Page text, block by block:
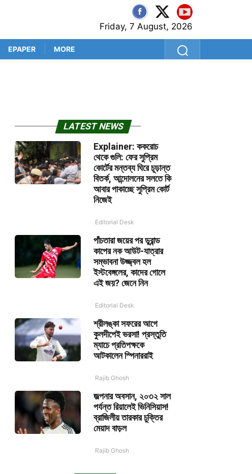
Friday, 7 August, 2026
EPAPER MORE
LATEST NEWS
Explainer: ককরোচ
থেকে গুলি: ফের সুপ্রিম
কোর্টের মন্তব্য ঘিরে চূড়ান্ত
বিতর্ক, আন্দোলনের সলতে কি
আবার পাকাচ্ছে সুপ্রিম কোর্ট
নিজেই
Editorial Desk
পাঁচতারা জয়ের পর ডুরান্ড
কাপের নক আউট-যাত্রার
সম্ভাবনা উজ্জ্বল হল
ইস্টবেঙ্গলের, কাদের গোলে
এই জয়? জেনে নিন
Editorial Desk
শ্রীলঙ্কা সফরের আগে
কুলদীপেই ভরসা! প্রস্তুতি
ম্যাচে প্রতিপক্ষকে
আটকালেন স্পিনাররাই
Rajib Ghosh
জল্পনার অবসান, ২০৩২ সাল
পর্যন্ত রিয়ালেই ভিনিসিয়াস!
ব্রাজিলীয় তারকার চুক্তির
মেয়াদ বাড়ল
Rajib Ghosh